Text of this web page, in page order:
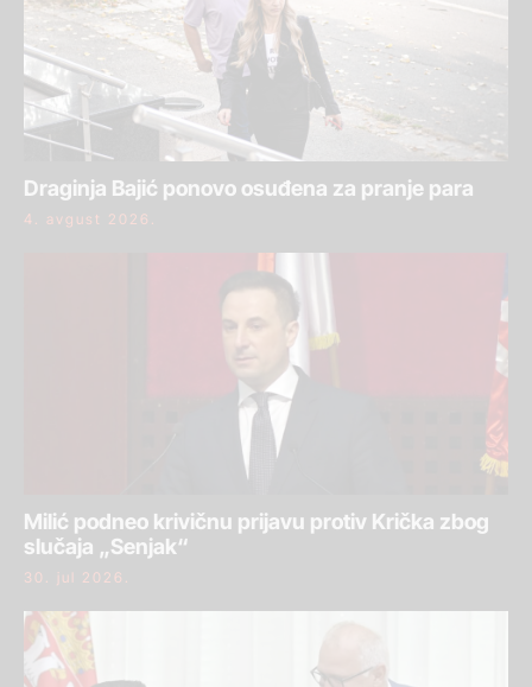
Draginja Bajić ponovo osuđena za pranje para
4. avgust 2026.
Milić podneo krivičnu prijavu protiv Krička zbog
slučaja „Senjak“
30. jul 2026.